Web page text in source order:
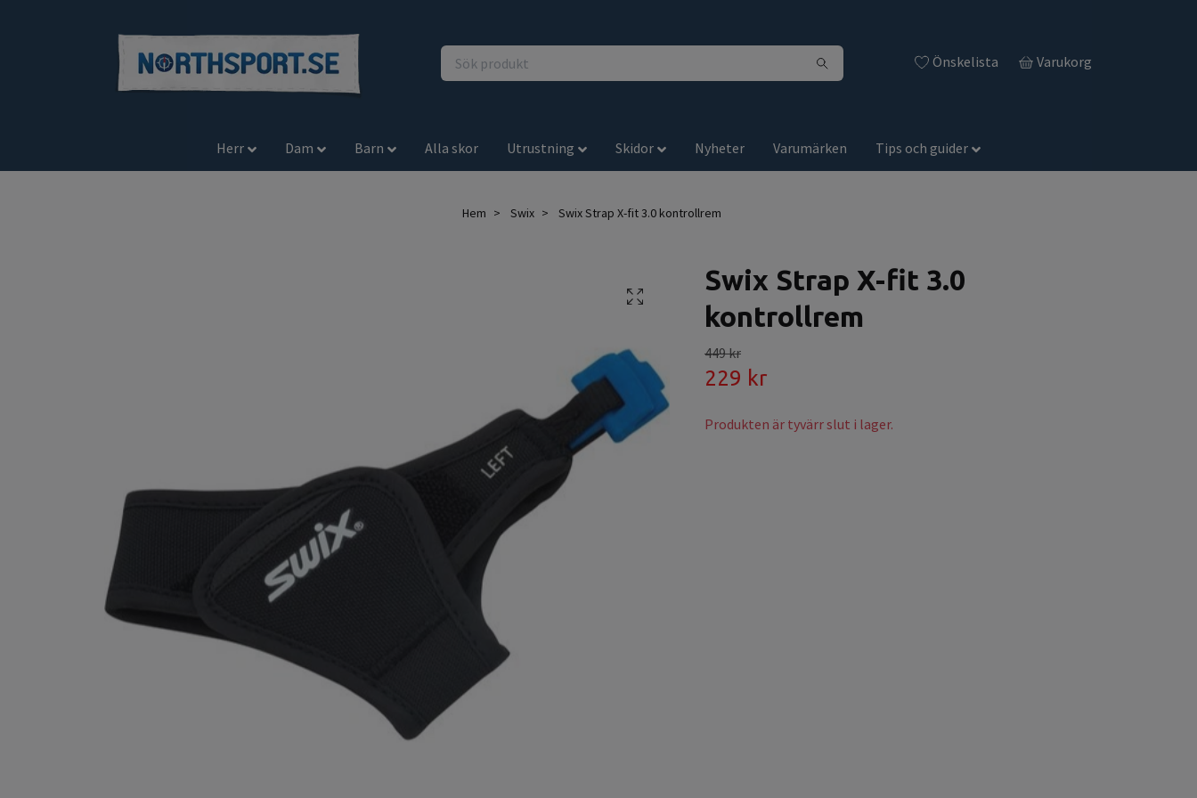
Önskelista Varukorg
Herr Dam Barn Alla skor Utrustning Skidor Nyheter Varumärken Tips och guider
Hem Swix Swix Strap X-fit 3.0 kontrollrem
Swix Strap X-fit 3.0
kontrollrem
449 kr
229 kr
Produkten är tyvärr slut i lager.